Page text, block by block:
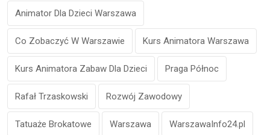
Animator Dla Dzieci Warszawa
Co Zobaczyć W Warszawie Kurs Animatora Warszawa
Kurs Animatora Zabaw Dla Dzieci Praga Północ
Rafał Trzaskowski Rozwój Zawodowy
Tatuaże Brokatowe Warszawa WarszawaInfo24.pl